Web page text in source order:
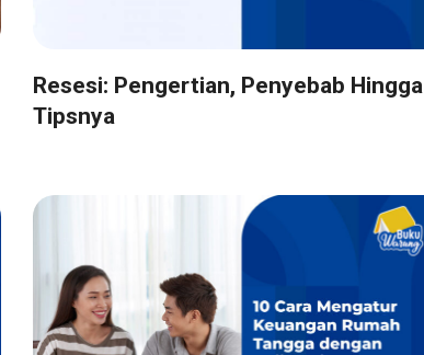
Resesi: Pengertian, Penyebab Hingga
Tipsnya